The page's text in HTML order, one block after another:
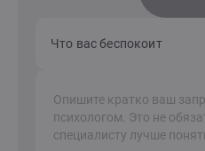
Что вас беспокоит